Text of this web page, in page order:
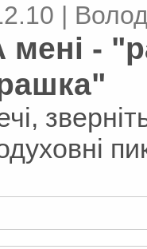
|
мені -